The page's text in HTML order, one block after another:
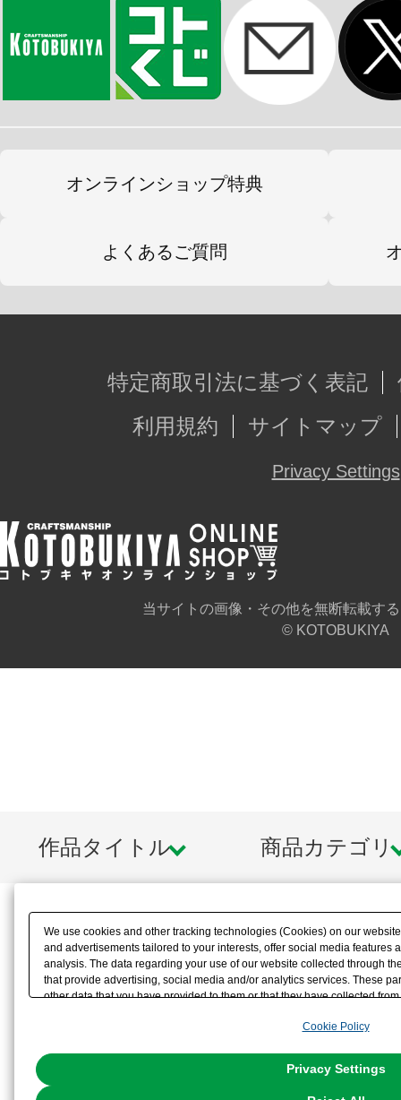
オンラインショップ特典
よくあるご質問
特定商取引法に基づく表記
利用規約
サイトマップ
Privacy Settings
当サイトの画像・その他を無断転載す
© KOTOBUKIYA
作品タイトル 商品カテゴリ
We use cookies and other tracking technologies (Cookies) on our
and advertisements tailored to your interests, offer social media features
analysis. The data regarding your use of our website collected through
that provide advertising, social media and/or analytics services. These
other data that you have provided to them or that they have collected
the use of all Cookies except for Strictly Necessary Cookies, please
You can change your consent or rejection settings at any time via
Cookie Policy
Privacy Settings